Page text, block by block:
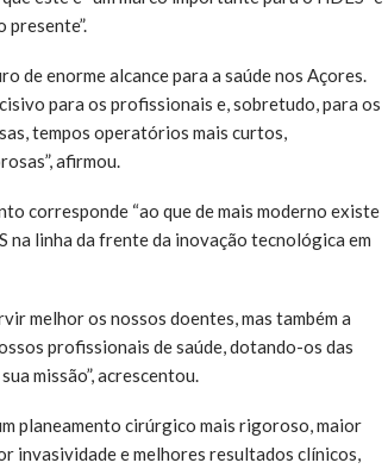
presente”.
de enorme alcance para a saúde nos Açores.
para os profissionais e, sobretudo, para os
tempos operatórios mais curtos,
afirmou.
corresponde “ao que de mais moderno existe
na linha da frente da inovação tecnológica em
melhor os nossos doentes, mas também a
profissionais de saúde, dotando-os das
missão”, acrescentou.
planeamento cirúrgico mais rigoroso, maior
invasividade e melhores resultados clínicos,